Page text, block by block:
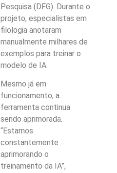
Pesquisa (DFG). Durante o
projeto, especialistas em
filologia anotaram
manualmente milhares de
exemplos para treinar o
modelo de IA.
Mesmo já em
funcionamento, a
ferramenta continua
sendo aprimorada.
“Estamos
constantemente
aprimorando o
treinamento da IA”,